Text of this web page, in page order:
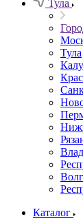
Тула
Тула
Каталог